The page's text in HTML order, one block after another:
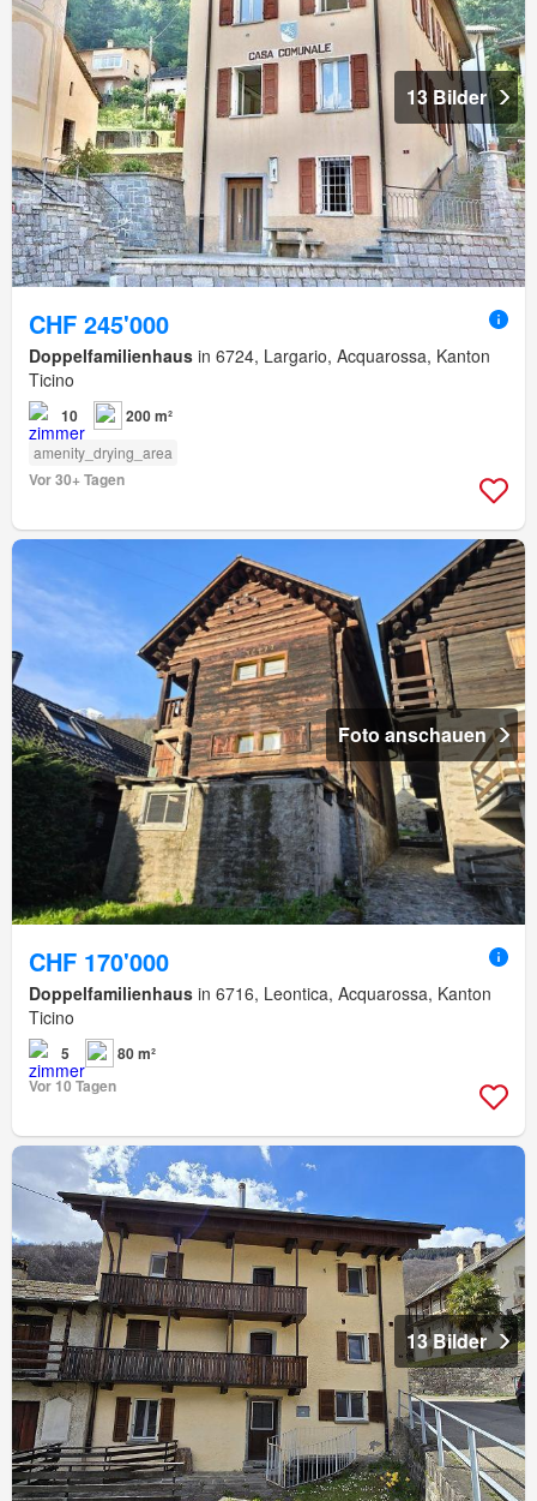
13 Bilder
CHF 245'000
Doppelfamilienhaus in 6724, Largario, Acquarossa, Kanton
Ticino
10 200 m²
amenity_drying_area
Vor 30+ Tagen
Foto anschauen
CHF 170'000
Doppelfamilienhaus in 6716, Leontica, Acquarossa, Kanton
Ticino
5
80 m²
Vor 10 Tagen
13 Bilder